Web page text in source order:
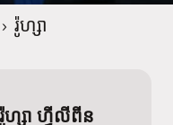
› រ៉ូហ្សា
សា ហ្វីលីពីន